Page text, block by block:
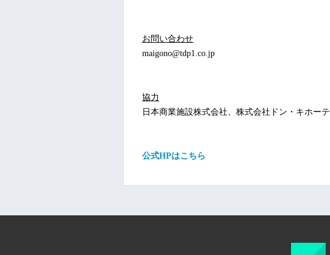
お問い合わせ
maigono@tdp1.co.jp
協力
日本商業施設株式会社、株式会社ドン・キホーテ
公式HPはこちら